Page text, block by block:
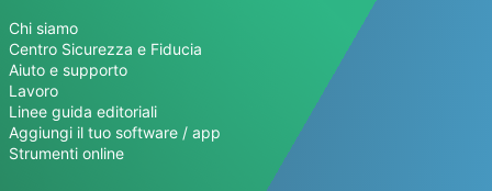
Chi siamo
Centro Sicurezza e Fiducia
Aiuto e supporto
Lavoro
Linee guida editoriali
Aggiungi il tuo software / app
Strumenti online